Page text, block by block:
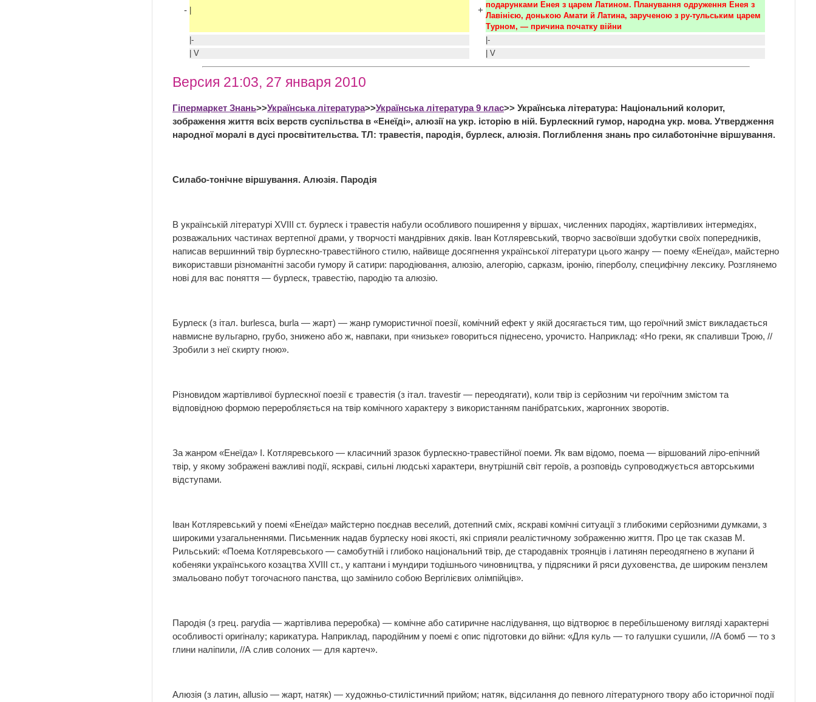
- + подарунками Енея з царем Латином. Планування одруження Енея з
Лавінією, донькою Амати й Латина, зарученою з ру-тульським царем
Турном, — причина початку війни
|-
|-
| V
| V
Версия 21:03, 27 января 2010
Гіпермаркет Знань>>Українська література>>Українська література 9 клас>> Українська література: Національний колорит,
зображення життя всіх верств суспільства в «Енеїді», алюзії на укр. історію в ній. Бурлескний гумор, народна укр. мова. Утвердження
народної моралі в дусі просвітительства. ТЛ: травестія, пародія, бурлеск, алюзія. Поглиблення знань про силаботонічне віршування.
Силабо-тонічне віршування. Алюзія. Пародія
В українській літературі XVIII ст. бурлеск і травестія набули особливого поширення у віршах, численних пародіях, жартівливих інтермедіях,
розважальних частинах вертепної драми, у творчості мандрівних дяків. Іван Котляревський, творчо засвоївши здобутки своїх попередників,
написав вершинний твір бурлескно-травестійного стилю, найвище досягнення української літератури цього жанру — поему «Енеїда», майстерно
використавши різноманітні засоби гумору й сатири: пародіювання, алюзію, алегорію, сарказм, іронію, гіперболу, специфічну лексику. Розглянемо
нові для вас поняття — бурлеск, травестію, пародію та алюзію.
Бурлеск (з італ. burlesca, burla — жарт) — жанр гумористичної поезії, комічний ефект у якій досягається тим, що героїчний зміст викладається
навмисне вульгарно, грубо, знижено або ж, навпаки, при «низьке» говориться піднесено, урочисто. Наприклад: «Но греки, як спаливши Трою, //
Зробили з неї скирту гною».
Різновидом жартівливої бурлескної поезії є травестія (з італ. travestir — переодягати), коли твір із серйозним чи героїчним змістом та
відповідною формою переробляється на твір комічного характеру з використанням панібратських, жаргонних зворотів.
За жанром «Енеїда» І. Котляревського — класичний зразок бурлескно-травестійної поеми. Як вам відомо, поема — віршований ліро-епічний
твір, у якому зображені важливі події, яскраві, сильні людські характери, внутрішній світ героїв, а розповідь супроводжується авторськими
відступами.
Іван Котляревський у поемі «Енеїда» майстерно поєднав веселий, дотепний сміх, яскраві комічні ситуації з глибокими серйозними думками, з
широкими узагальненнями. Письменник надав бурлеску нові якості, які сприяли реалістичному зображенню життя. Про це так сказав М.
Рильський: «Поема Котляревського — самобутній і глибоко національний твір, де стародавніх троянців і латинян переодягнено в жупани й
кобеняки українського козацтва XVIII ст., у каптани і мундири тодішнього чиновництва, у підрясники й ряси духовенства, де широким пензлем
змальовано побут тогочасного панства, що замінило собою Вергілієвих олімпійців».
Пародія (з грец. parydia — жартівлива переробка) — комічне або сатиричне наслідування, що відтворює в перебільшеному вигляді характерні
особливості оригіналу; карикатура. Наприклад, пародійним у поемі є опис підготовки до війни: «Для куль — то галушки сушили, //А бомб — то з
глини наліпили, //А слив солоних — для картеч».
Алюзія (з латин, allusio — жарт, натяк) — художньо-стилістичний прийом; натяк, відсилання до певного літературного твору або історичної події